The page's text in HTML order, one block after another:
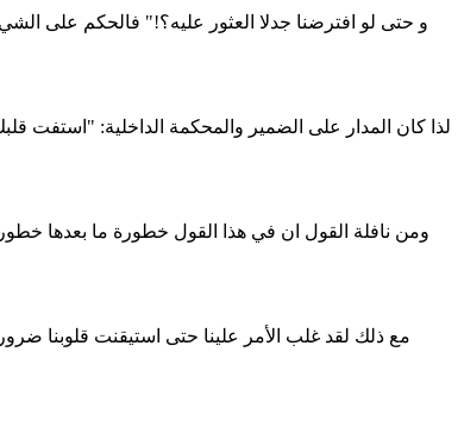
و حتى لو افترضنا جدلا العثور عليه؟!" فالحكم على
لذا كان المدار على الضمير والمحكمة الداخلية: "استفت
ومن نافلة القول ان في هذا القول خطورة ما بعدها
مع ذلك لقد غلب الأمر علينا حتى استيقنت قلوبنا